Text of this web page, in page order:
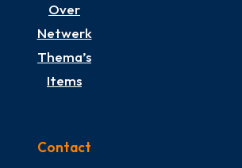
Over
Netwerk
Thema’s
Items
Contact